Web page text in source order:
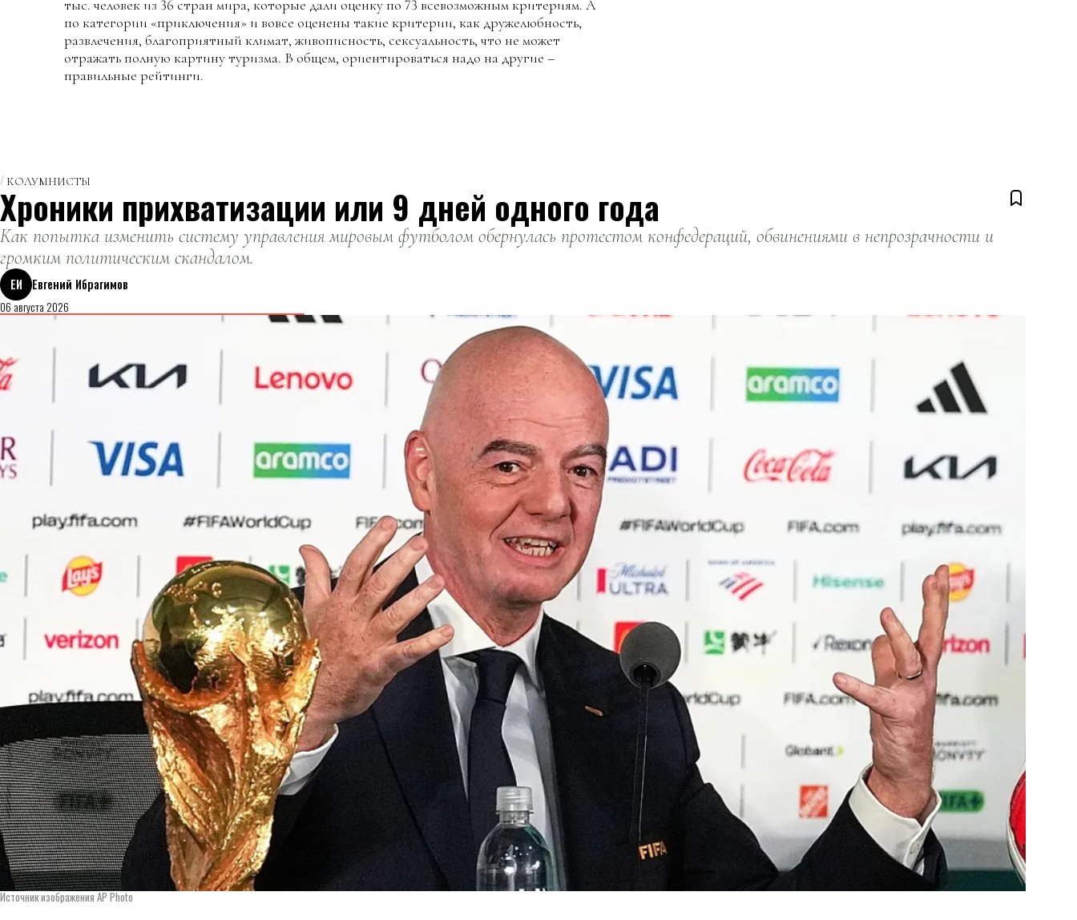
тыс. человек из 36 стран мира, которые дали оценку по 73 всевозможным критериям. А
по категории «приключения» и вовсе оценены такие критерии, как дружелюбность,
развлечения, благоприятный климат, живописность, сексуальность, что не может
отражать полную картину туризма. В общем, ориентироваться надо на другие –
правильные рейтинги.
КОЛУМНИСТЫ
Хроники прихватизации или 9 дней одного года
Как попытка изменить систему управления мировым футболом обернулась протестом конфедераций, обвинениями в непрозрачности и
громким политическим скандалом.
ЕИ
Евгений Ибрагимов
06 августа 2026
Источник изображения AP Photo